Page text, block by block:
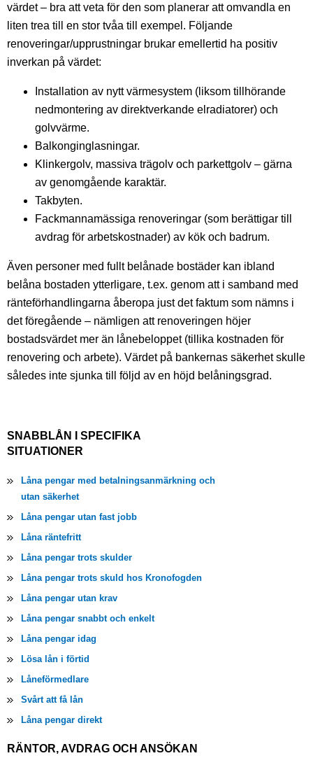
värdet – bra att veta för den som planerar att omvandla en
liten trea till en stor tvåa till exempel. Följande
renoveringar/upprustningar brukar emellertid ha positiv
inverkan på värdet:
Installation av nytt värmesystem (liksom tillhörande
nedmontering av direktverkande elradiatorer) och
golvvärme.
Balkonginglasningar.
Klinkergolv, massiva trägolv och parkettgolv – gärna
av genomgående karaktär.
Takbyten.
Fackmannamässiga renoveringar (som berättigar till
avdrag för arbetskostnader) av kök och badrum.
Även personer med fullt belånade bostäder kan ibland
belåna bostaden ytterligare, t.ex. genom att i samband med
ränteförhandlingarna åberopa just det faktum som nämns i
det föregående – nämligen att renoveringen höjer
bostadsvärdet mer än lånebeloppet (tillika kostnaden för
renovering och arbete). Värdet på bankernas säkerhet skulle
således inte sjunka till följd av en höjd belåningsgrad.
SNABBLÅN I SPECIFIKA
SITUATIONER
Låna pengar med betalningsanmärkning och
utan säkerhet
Låna pengar utan fast jobb
Låna räntefritt
Låna pengar trots skulder
Låna pengar trots skuld hos Kronofogden
Låna pengar utan krav
Låna pengar snabbt och enkelt
Låna pengar idag
Lösa lån i förtid
Låneförmedlare
Svårt att få lån
Låna pengar direkt
RÄNTOR, AVDRAG OCH ANSÖKAN